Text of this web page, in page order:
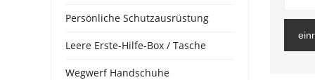
Persönliche Schutzausrüstung
Leere Erste-Hilfe-Box / Tasche
Wegwerf Handschuhe